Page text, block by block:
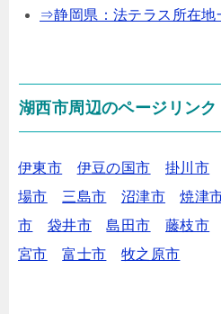
⇒静岡県：法テラス所在地
湖西市周辺のページリンク
伊東市 伊豆の国市 掛川市
場市
三島市 沼津市 焼津
市
袋井市 島田市 藤枝市
宮市
富士市 牧之原市